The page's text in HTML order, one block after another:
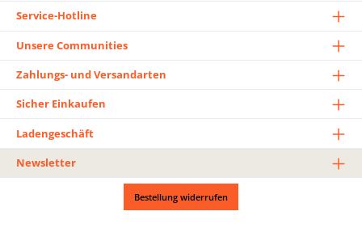
Service-Hotline
Unsere Communities
Zahlungs- und Versandarten
Sicher Einkaufen
Ladengeschäft
Newsletter
Bestellung widerrufen